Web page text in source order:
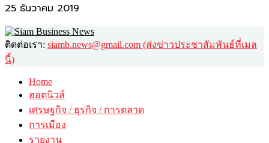
25 ธันวาคม 2019
ติดต่อเรา: siamb.news@gmail.com (ส่งข่าวประชาสัมพันธ์ที่เมล
นี้)
Home
ฮอตนิวส์
เศรษฐกิจ / ธุรกิจ / การตลาด
การเมือง
รายงาน